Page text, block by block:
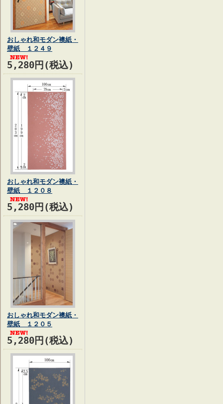
おしゃれ和モダン襖紙・
壁紙 １２４９
5,280円(税込)
おしゃれ和モダン襖紙・
壁紙 １２０８
5,280円(税込)
おしゃれ和モダン襖紙・
壁紙 １２０５
5,280円(税込)